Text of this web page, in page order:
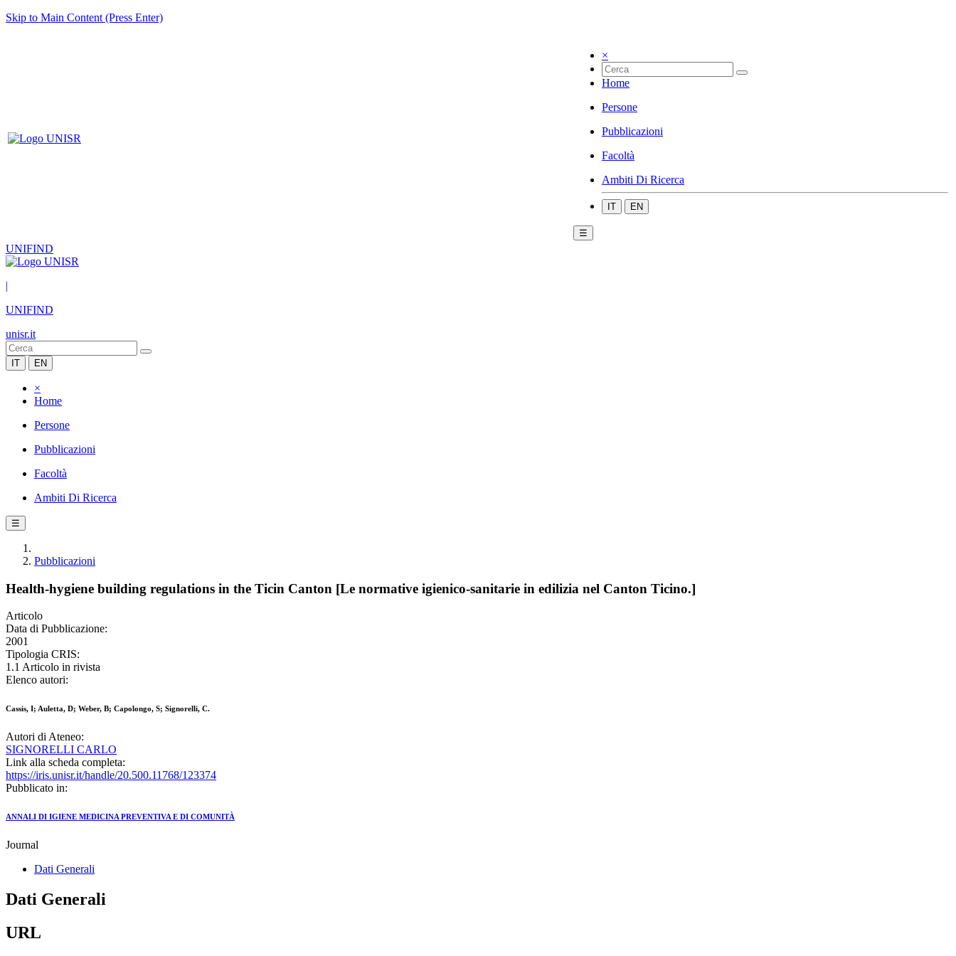
Skip to Main Content (Press Enter)
×
Home
Persone
Pubblicazioni
Facoltà
Ambiti Di Ricerca
IT EN
☰
UNIFIND
|
UNIFIND
unisr.it
IT EN
×
Home
Persone
Pubblicazioni
Facoltà
Ambiti Di Ricerca
☰
Pubblicazioni
Health-hygiene building regulations in the Ticin Canton [Le normative igienico-sanitarie in edilizia nel Canton Ticino.]
Articolo
Data di Pubblicazione:
2001
Tipologia CRIS:
1.1 Articolo in rivista
Elenco autori:
Cassis, I; Auletta, D; Weber, B; Capolongo, S; Signorelli, C.
Autori di Ateneo:
SIGNORELLI CARLO
Link alla scheda completa:
https://iris.unisr.it/handle/20.500.11768/123374
Pubblicato in:
ANNALI DI IGIENE MEDICINA PREVENTIVA E DI COMUNITÀ
Journal
Dati Generali
Dati Generali
URL